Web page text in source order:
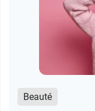
Beauté